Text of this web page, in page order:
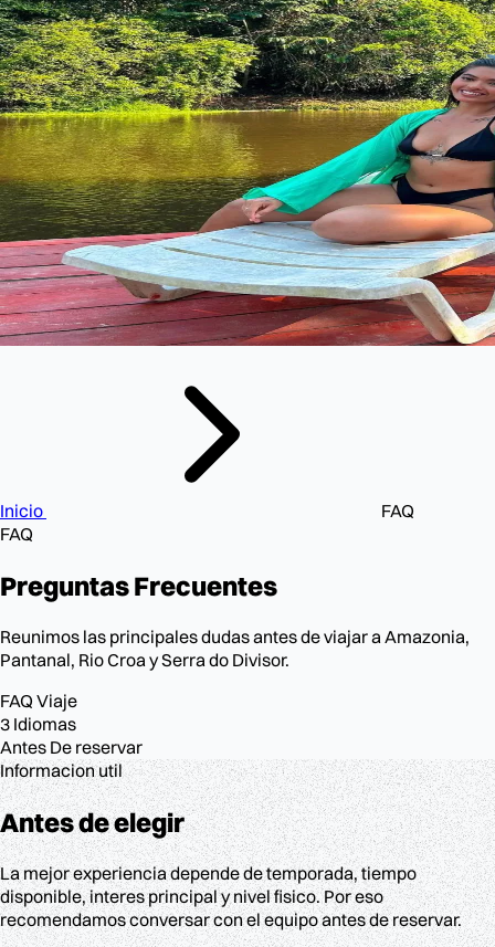
Inicio
FAQ
FAQ
PreguntasFrecuentes
Reunimos las principales dudas antes de viajar a Amazonia,
Pantanal, Rio Croa y Serra do Divisor.
FAQ Viaje
3 Idiomas
Antes De reservar
Informacion util
Antes de elegir
La mejor experiencia depende de temporada, tiempo
disponible, interes principal y nivel fisico. Por eso
recomendamos conversar con el equipo antes de reservar.